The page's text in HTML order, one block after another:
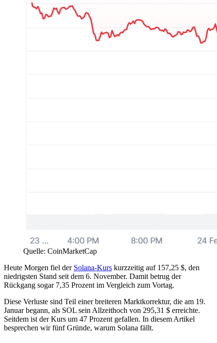
Quelle: CoinMarketCap
Heute Morgen fiel der Solana-Kurs kurzzeitig auf 157,25 $, den
niedrigsten Stand seit dem 6. November. Damit betrug der
Rückgang sogar 7,35 Prozent im Vergleich zum Vortag.
Diese Verluste sind Teil einer breiteren Marktkorrektur, die am 19.
Januar begann, als SOL sein Allzeithoch von 295,31 $ erreichte.
Seitdem ist der Kurs um 47 Prozent gefallen. In diesem Artikel
besprechen wir fünf Gründe, warum Solana fällt.